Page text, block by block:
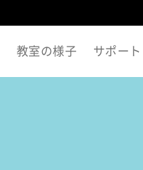
教室の様子 サポート